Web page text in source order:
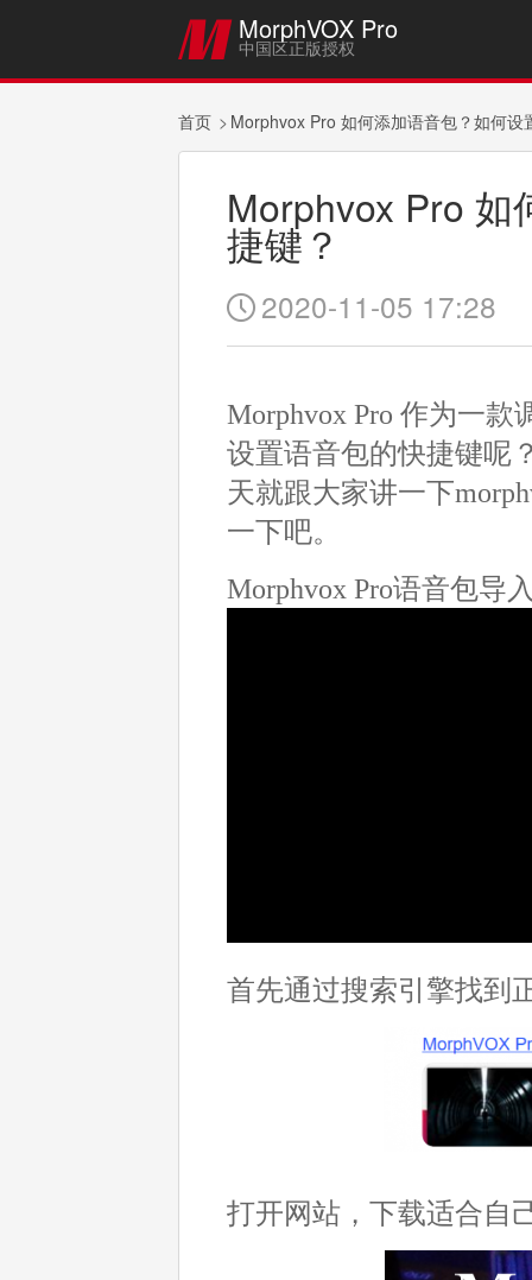
 MorphVOX Pro
中国区正版授权
首页 Morphvox Pro 如何添加语音包？如何设
Morphvox Pro 如
捷键？
 2020-11-05 17:28
Morphvox Pro 作为一
设置语音包的快捷键呢
天就跟大家讲一下
一下吧。
Morphvox Pro语音包导
首先通过搜索引擎找到
打开网站，下载适合自